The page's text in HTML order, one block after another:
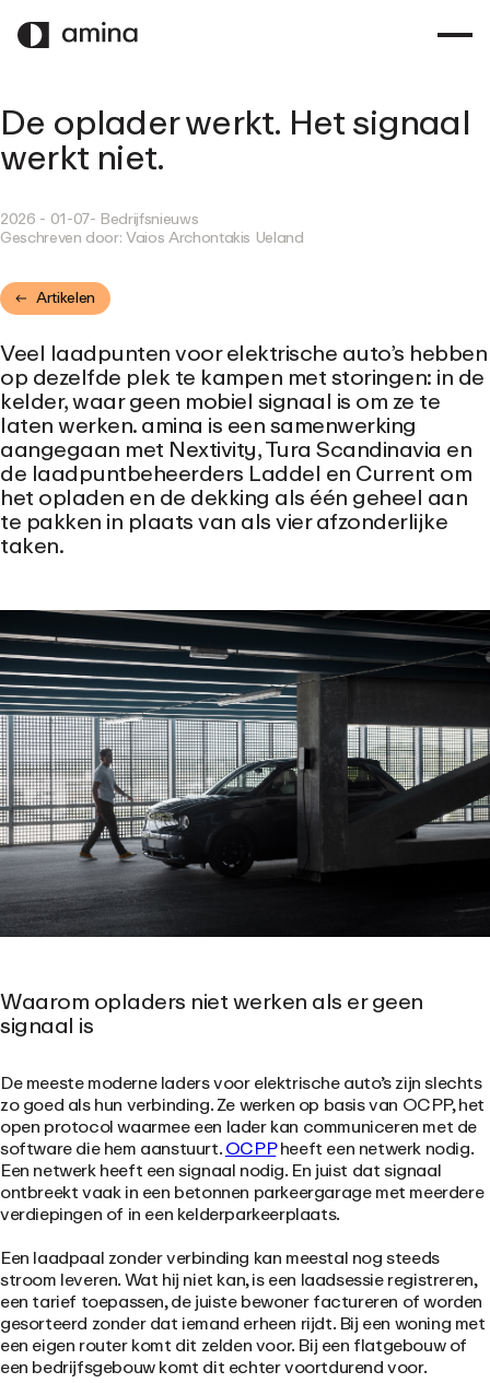
NAAR
HOOFDINHOUD
De oplader werkt. Het signaal
werkt niet.
2026 - 01-07- Bedrijfsnieuws
Geschreven door:Vaios Archontakis Ueland
Artikelen
Veel laadpunten voor elektrische auto’s hebben
op dezelfde plek te kampen met storingen: in de
kelder, waar geen mobiel signaal is om ze te
laten werken. amina is een samenwerking
aangegaan met Nextivity, Tura Scandinavia en
de laadpuntbeheerders Laddel en Current om
het opladen en de dekking als één geheel aan
te pakken in plaats van als vier afzonderlijke
taken.
Waarom opladers niet werken als er geen
signaal is
De meeste moderne laders voor elektrische auto’s zijn slechts
zo goed als hun verbinding. Ze werken op basis van OCPP, het
open protocol waarmee een lader kan communiceren met de
software die hem aanstuurt.OCPPheeft een netwerk nodig.
Een netwerk heeft een signaal nodig. En juist dat signaal
ontbreekt vaak in een betonnen parkeergarage met meerdere
verdiepingen of in een kelderparkeerplaats.
Een laadpaal zonder verbinding kan meestal nog steeds
stroom leveren. Wat hij niet kan, is een laadsessie registreren,
een tarief toepassen, de juiste bewoner factureren of worden
gesorteerd zonder dat iemand erheen rijdt. Bij een woning met
een eigen router komt dit zelden voor. Bij een flatgebouw of
een bedrijfsgebouw komt dit echter voortdurend voor.